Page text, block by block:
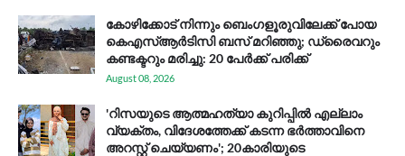
കോഴിക്കോട് നിന്നും ബെംഗളൂരുവിലേക്ക് പോയ
കെഎസ്ആര്‍ടിസി ബസ് മറിഞ്ഞു; ഡ്രൈവറും
കണ്ടക്ടറും മരിച്ചു: 20 പേര്‍ക്ക് പരിക്ക്
August 08, 2026
'റിസയുടെ ആത്മഹത്യാ കുറിപ്പിൽ എല്ലാം
വ്യക്തം, വിദേശത്തേക്ക് കടന്ന ഭർത്താവിനെ
അറസ്റ്റ് ചെയ്യണം'; 20കാരിയുടെ